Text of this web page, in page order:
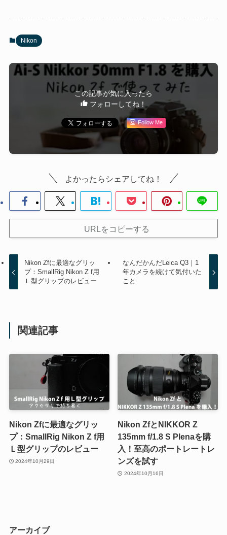
Nikon
この記事が気に入ったら
フォローしてね！
Follow Me
よかったらシェアしてね！
URLをコピーする
Nikon Zfに最適なグリッ
プ：SmallRig Nikon Z f用
Ｌ型グリップのレビュー
なんだかんだLeica Q3｜1
年カメラを続けて気付いた
こと
関連記事
Nikon Zfに最適なグリッ
プ：SmallRig Nikon Z f用
Ｌ型グリップのレビュー
2024年10月29日
Nikon ZfとNIKKOR Z
135mm f/1.8 S Plenaを購
入！至高のポートレートレ
ンズを試す
2024年10月16日
アーカイブ